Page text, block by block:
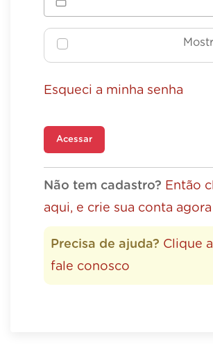
Esqueci a minha senha
Acessar
Não tem cadastro? Então
aqui, e crie sua conta agora
Precisa de ajuda? Clique
fale conosco